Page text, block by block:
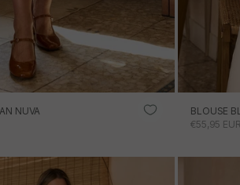
NUVA
BLOUSE
PRIX
€55,95 EUR